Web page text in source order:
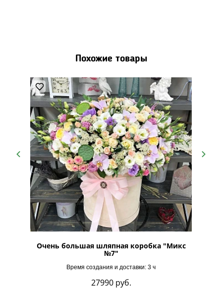
Похожие товары
Очень большая шляпная коробка "Микс
№7"
Время создания и доставки: 3 ч
27990 руб.